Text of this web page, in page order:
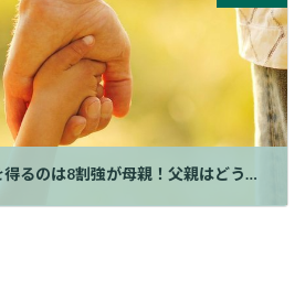
離婚時に子供の親権を得るのは8割強が母親！父親はどうなる？